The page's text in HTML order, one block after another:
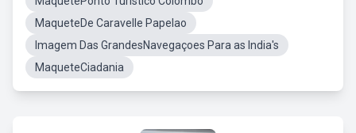
MaqueteDe Caravelle Papelao
Imagem Das GrandesNavegaçoes Para as India's
MaqueteCiadania